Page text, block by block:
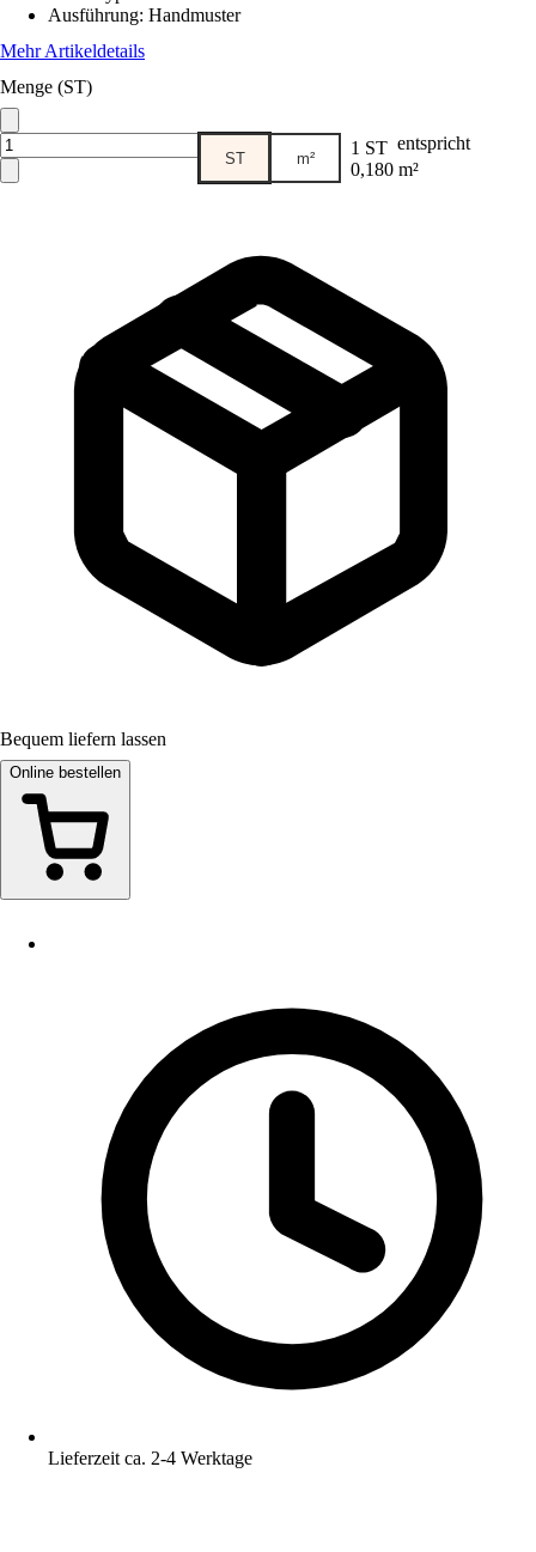
Ausführung: Handmuster
Mehr Artikeldetails
Menge (ST)
ST m² 1 ST entspricht
0,180 m²
Bequem liefern lassen
Online bestellen
Lieferzeit ca. 2-4 Werktage